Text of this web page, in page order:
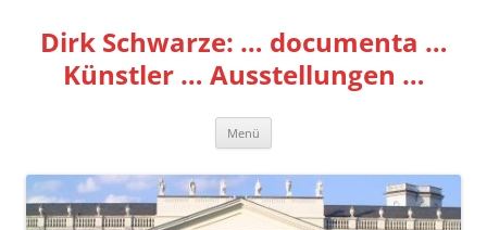
springen
Dirk Schwarze: … documenta …
Künstler … Ausstellungen …
Menü